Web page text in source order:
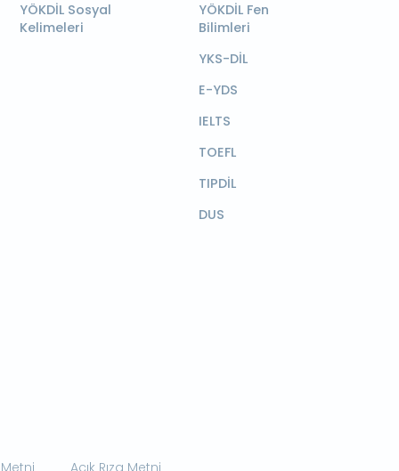
YÖKDİL Sosyal
Kelimeleri
YÖKDİL Fen
Bilimleri
YKS-DİL
E-YDS
IELTS
TOEFL
TIPDİL
DUS
Açık Rıza Metni